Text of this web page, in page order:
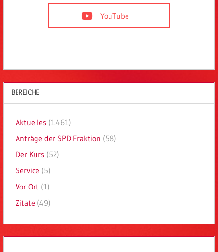
YouTube
BEREICHE
Aktuelles(1.461)
Anträge der SPD Fraktion (58)
Der Kurs(52)
Service (5)
Vor Ort (1)
Zitate (49)